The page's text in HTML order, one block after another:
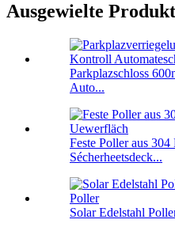
Ausgewielte
Parkplazschloss
Auto...
Feste Poller aus
Sécherheetsdeck...
Solar Edelstahl